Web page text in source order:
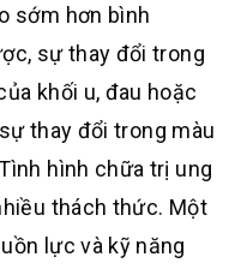
sớm hơn bình
sự thay đổi trong
khối u, đau hoặc
thay đổi trong màu
hình chữa trị ung
thách thức. Một
lực và kỹ năng